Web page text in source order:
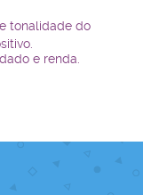
tonalidade do
e renda.